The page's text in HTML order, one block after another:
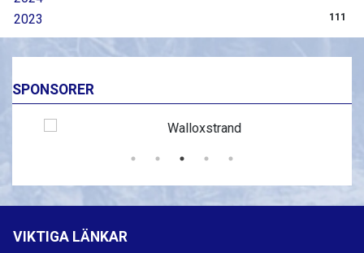
2023 111
SPONSORER
VIKTIGA LÄNKAR